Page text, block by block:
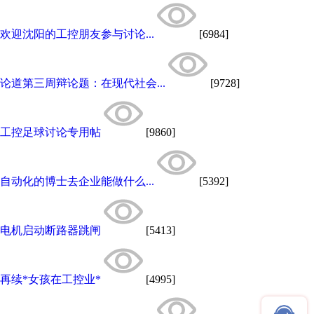
欢迎沈阳的工控朋友参与讨论... [6984]
论道第三周辩论题：在现代社会... [9728]
工控足球讨论专用帖 [9860]
自动化的博士去企业能做什么... [5392]
电机启动断路器跳闸 [5413]
再续*女孩在工控业* [4995]